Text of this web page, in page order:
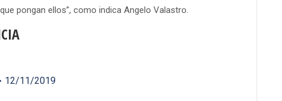
pongan ellos”, como indica Angelo Valastro.
12/11/2019